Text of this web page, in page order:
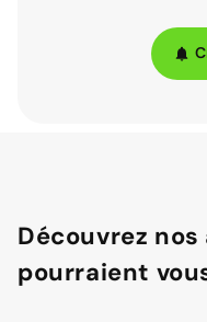
Découvrez
pourraient